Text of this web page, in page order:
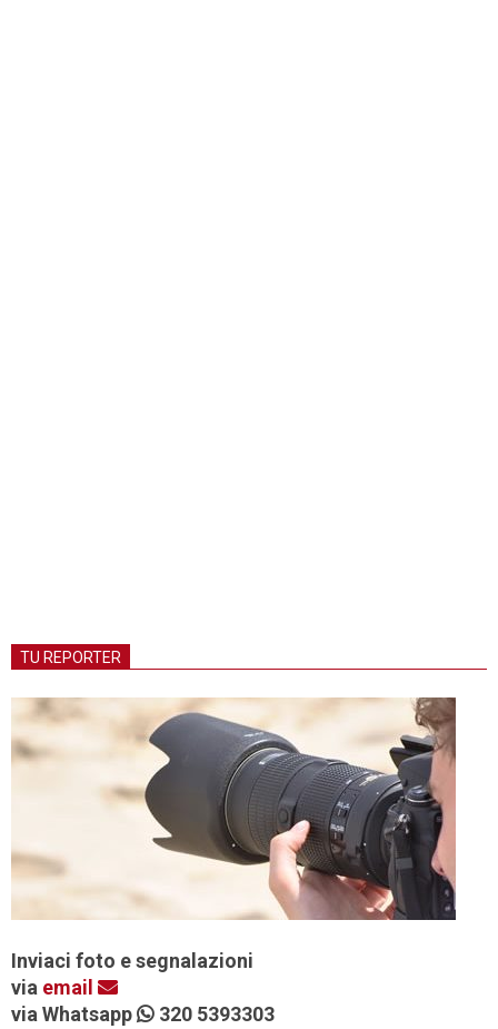
TU REPORTER
Inviaci foto e segnalazioni
via email
via Whatsapp
320 5393303